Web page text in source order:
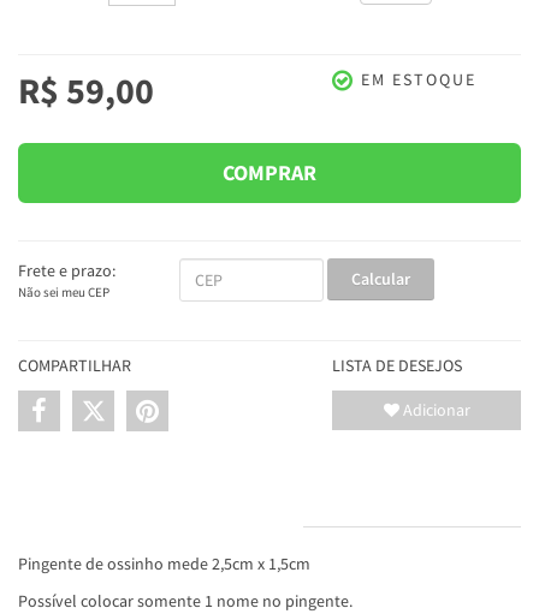
R$ 59,00 EM ESTOQUE
COMPRAR
Frete e prazo:
Não sei meu CEP
Calcular
COMPARTILHAR LISTA DE DESEJOS
Adicionar
Pingente de ossinho mede 2,5cm x 1,5cm
Possível colocar somente 1 nome no pingente.